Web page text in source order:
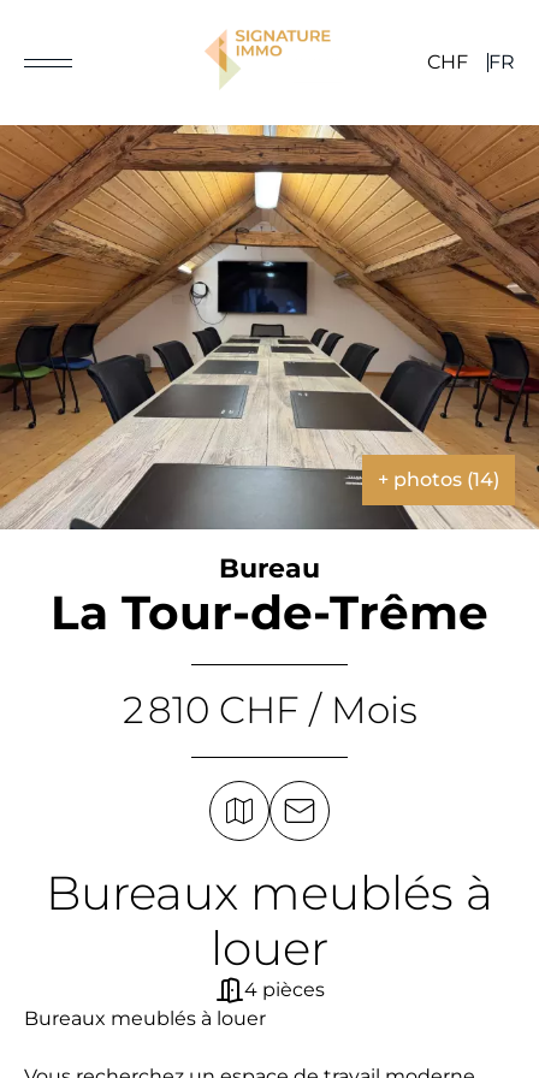
CHF FR
+ photos (14)
Bureau
La Tour-de-Trême
2 810 CHF / Mois
Bureaux meublés à
louer
4 pièces
Bureaux meublés à louer